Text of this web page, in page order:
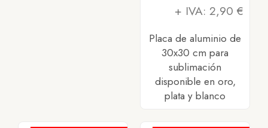
+ IVA: 2,90 €
Placa de aluminio de
30x30 cm para
sublimación
disponible en oro,
plata y blanco